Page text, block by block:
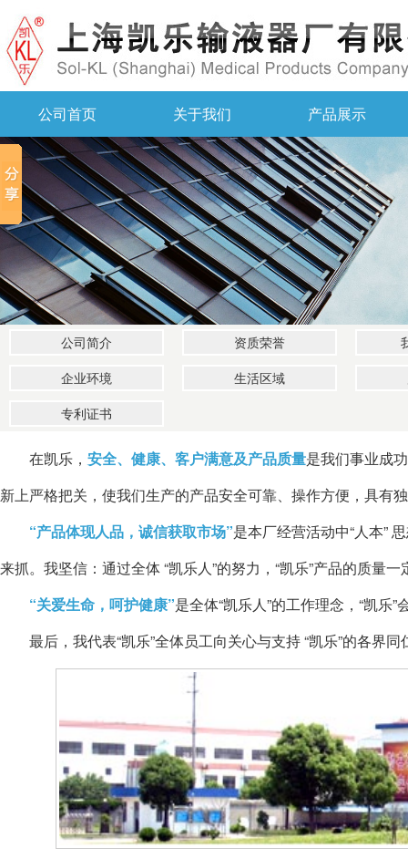
公司首页 关于我们 产品展示
公司简介 资质荣誉
企业环境
生活区域
专利证书
在凯乐， 安全、健康、客户满意及产品质量是我们事业成
新上严格把关，使我们生产的产品安全可靠、操作方便，具有
“产品体现人品，诚信获取市场”是本厂经营活动中“人本”
来抓。我坚信：通过全体 “凯乐人”的努力，“凯乐”产品的质量
“关爱生命，呵护健康”是全体“凯乐人”的工作理念，“凯
最后，我代表“凯乐”全体员工向关心与支持 “凯乐”的各界